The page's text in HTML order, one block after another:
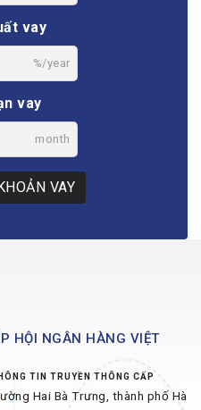
vay
%/year
vay
month
VAY
HỘI NGÂN HÀNG VIỆT
TIN TRUYỀN THÔNG CẤP
Hai Bà Trưng, thành phố Hà